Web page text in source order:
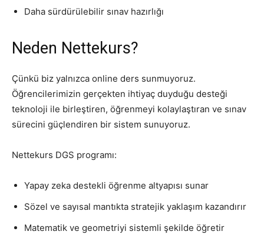
Daha sürdürülebilir sınav hazırlığı
Neden Nettekurs?
Çünkü biz yalnızca online ders sunmuyoruz.
Öğrencilerimizin gerçekten ihtiyaç duyduğu desteği
teknoloji ile birleştiren, öğrenmeyi kolaylaştıran ve sınav
sürecini güçlendiren bir sistem sunuyoruz.
Nettekurs DGS programı:
Yapay zeka destekli öğrenme altyapısı sunar
Sözel ve sayısal mantıkta stratejik yaklaşım kazandırır
Matematik ve geometriyi sistemli şekilde öğretir